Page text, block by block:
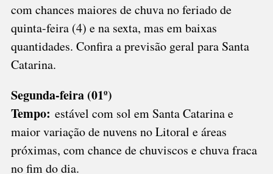
com chances maiores de chuva no feriado de
quinta-feira (4) e na sexta, mas em baixas
quantidades. Confira a previsão geral para Santa
Catarina.
Segunda-feira (01º)
Tempo: estável com sol em Santa Catarina e
maior variação de nuvens no Litoral e áreas
próximas, com chance de chuviscos e chuva fraca
no fim do dia.